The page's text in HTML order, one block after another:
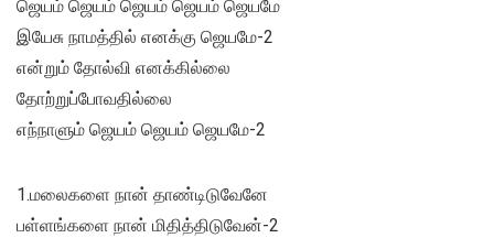
ஜெயம் ஜெயம் ஜெயம் ஜெயம் ஜெயமே
இயேசு நாமத்தில் எனக்கு ஜெயமே-2
என்றும் தோல்வி எனக்கில்லை
தோற்றுப்போவதில்லை
எந்நாளும் ஜெயம் ஜெயம் ஜெயமே-2
1.மலைகளை நான் தாண்டிடுவேனே
பள்ளங்களை நான் மிதித்திடுவேன்-2